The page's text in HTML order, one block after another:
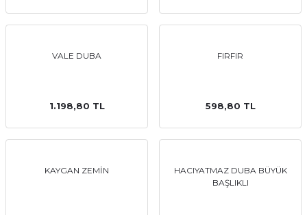
VALE DUBA
1.198,80 TL
FIRFIR
598,80 TL
KAYGAN ZEMİN
HACIYATMAZ DUBA BÜYÜK
BAŞLIKLI